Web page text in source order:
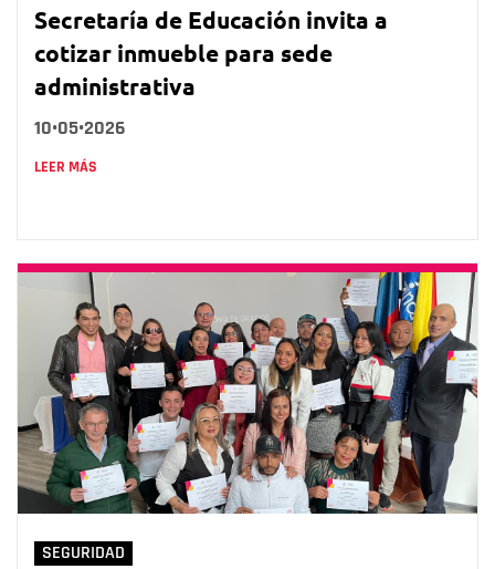
Secretaría de Educación invita a
cotizar inmueble para sede
administrativa
10•05•2026
LEER MÁS
SEGURIDAD